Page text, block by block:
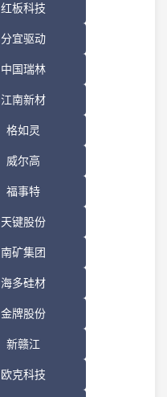
红板科技
分宜驱动
中国瑞林
江南新材
格如灵
威尔高
福事特
天键股份
南矿集团
海多硅材
金牌股份
新赣江
欧克科技